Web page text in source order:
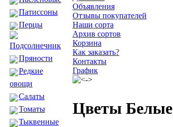
Патиссоны
Перцы
Подсолнечник
Пряности
Редкие
овощи
Салаты
Томаты
Тыквенные
Объявления
Отзывы покупателей
Наши сорта
Архив сортов
Корзина
Как заказать?
Контакты
График
Цветы Белые